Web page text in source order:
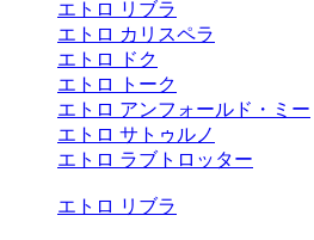
エトロ リブラ
エトロ カリスペラ
エトロ ドク
エトロ トーク
エトロ アンフォールド・ミー
エトロ サトゥルノ
エトロ ラブトロッター
エトロ リブラ